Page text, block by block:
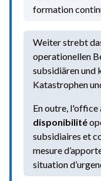
formation
Weiter strebt
operationellen
subsidiären und
Katastrophen
En outre,
disponibilité
subsidiaires et
mesure
situation